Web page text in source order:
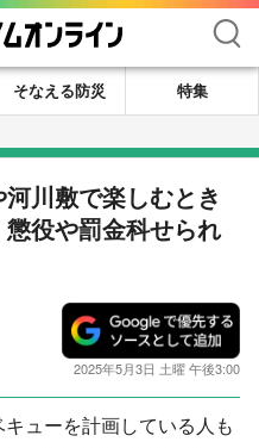
検索
そなえる防災
特集
河川敷で楽しむとき
役や罰金科せられ
2025年5月3日 土曜 午後3:00
ューを計画している人も